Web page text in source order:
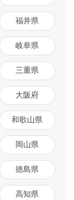
福井県
岐阜県
三重県
大阪府
和歌山県
岡山県
徳島県
高知県